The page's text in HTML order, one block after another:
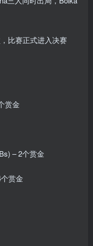
比赛正式进入决赛
赏金
– 2个赏金
赏金